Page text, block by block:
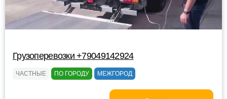
Грузоперевозки +79049142924
ЧАСТНЫЕ ПО ГОРОДУ МЕЖГОРОД